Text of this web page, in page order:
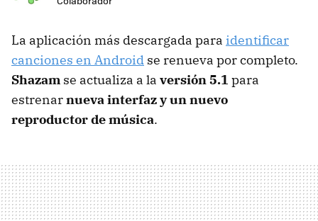
La aplicación más descargada para identificar
canciones en Android se renueva por completo.
Shazam se actualiza a la versión 5.1 para
estrenarnueva interfaz y un nuevo
reproductor de música.